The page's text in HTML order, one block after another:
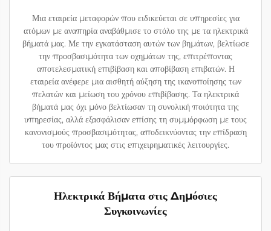
Μια εταιρεία μεταφορών που ειδικεύεται σε υπηρεσίες για
ατόμων με αναπηρία αναβάθμισε το στόλο της με τα ηλεκτρικά
βήματά μας. Με την εγκατάσταση αυτών των βημάτων, βελτίωσε
την προσβασιμότητα των οχημάτων της, επιτρέποντας
αποτελεσματική επιβίβαση και αποβίβαση επιβατών. Η
εταιρεία ανέφερε μια αισθητή αύξηση της ικανοποίησης των
πελατών και μείωση του χρόνου επιβίβασης. Τα ηλεκτρικά
βήματά μας όχι μόνο βελτίωσαν τη συνολική ποιότητα της
υπηρεσίας, αλλά εξασφάλισαν επίσης τη συμμόρφωση με τους
κανονισμούς προσβασιμότητας, αποδεικνύοντας την επίδραση
του προϊόντος μας στις επιχειρηματικές λειτουργίες.
Ηλεκτρικά Βήματα στις Δημόσιες
Συγκοινωνίες